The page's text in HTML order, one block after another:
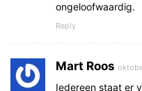
ongeloofwaardig.
Reply
Mart Roos
Iedereen staat er